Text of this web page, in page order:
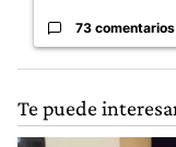
73 comentarios